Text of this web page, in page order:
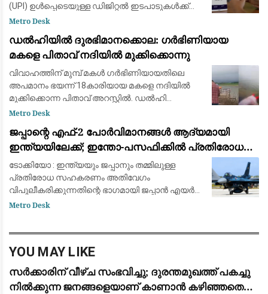
(UPI) ഉൾപ്പെടെയുള്ള ഡിജിറ്റൽ ഇടപാടുകൾക്ക്
സേവന നിരക്കുകൾ ഈടാക്കാൻ ബാങ്കുകൾക്കും
Metro Desk
ഡൽഹിയിൽ ദുരഭിമാനക്കൊല: ഗർഭിണിയായ
മകളെ പിതാവ് നദിയിൽ മുക്കിക്കൊന്നു
വിവാഹത്തിന് മുമ്പ് മകൾ ഗർഭിണിയായതിലെ
അപമാനം ഭയന്ന് 18കാരിയായ മകളെ നദിയിൽ
മുക്കിക്കൊന്ന പിതാവ് അറസ്റ്റിൽ. ഡൽഹി
സ്വദേശിയായ ലഖ്പത് സിങ്ങാണ് മകളെ
കണ്ടെത്തൽ. സംഭവത്തിൽ പിതാവി
Metro Desk
ജപ്പാന്റെ എഫ്-2 പോർവിമാനങ്ങൾ ആദ്യമായി
ഇന്ത്യയിലേക്ക്; ഇന്തോ-പസഫിക്കിൽ പ്രതിരോധ
സഹകരണം ശക്തമാക്കാൻ തീരുമാനം
ടോക്കിയോ : ഇന്ത്യയും ജപ്പാനും തമ്മിലുള്ള
പ്രതിരോധ സഹകരണം അതിവേഗം
വിപുലീകരിക്കുന്നതിന്റെ ഭാഗമായി ജപ്പാൻ എയർ
സെൽഫ് ഡിഫൻസ് ഫോഴ്സിന്റെ (JASDF) എഫ്-2 (F-
Metro Desk
YOU MAY LIKE
സർക്കാരിന് വീഴ്ച സംഭവിച്ചു; ദുരന്തമുഖത്ത് പകച്ചു
നിൽക്കുന്ന ജനങ്ങളെയാണ് കാണാൻ കഴിഞ്ഞതെന്ന്